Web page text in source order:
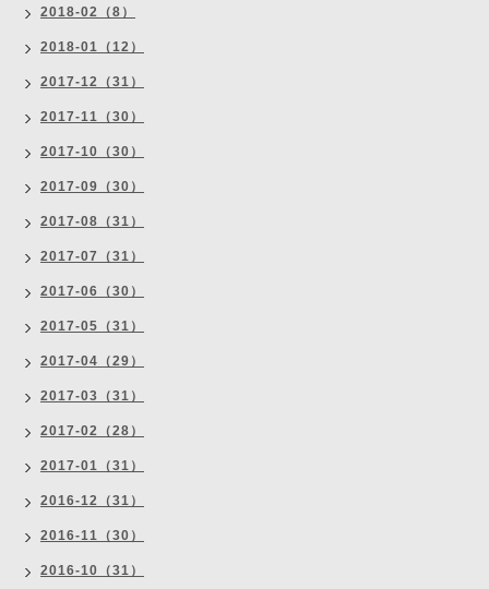
2018-02（8）
2018-01（12）
2017-12（31）
2017-11（30）
2017-10（30）
2017-09（30）
2017-08（31）
2017-07（31）
2017-06（30）
2017-05（31）
2017-04（29）
2017-03（31）
2017-02（28）
2017-01（31）
2016-12（31）
2016-11（30）
2016-10（31）